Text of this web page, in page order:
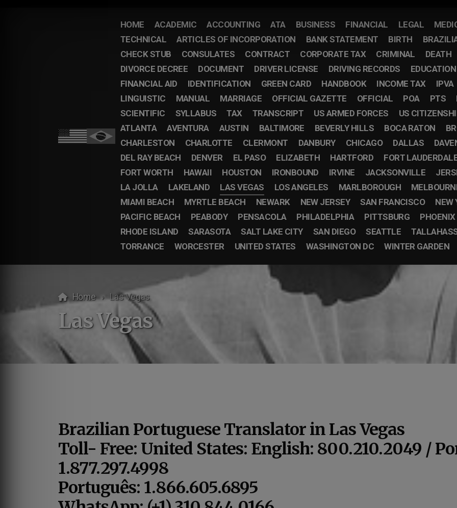
HOME ACADEMIC ACCOUNTING ATA BUSINESS FINANCIAL LEGAL
TECHNICAL
ARTICLES OF INCORPORATION BANK STATEMENT BIRTH
CHECK STUB
CONSULATES CONTRACT CORPORATE TAX CRIMINAL DEATH
DIVORCE DECREE
DOCUMENT DRIVER LICENSE DRIVING RECORDS EDUCATION
FINANCIAL AID
IDENTIFICATION GREEN CARD HANDBOOK INCOME TAX IPVA
LINGUISTIC
MANUAL MARRIAGE OFFICIAL GAZETTE OFFICIAL POA PTS
SCIENTIFIC
SYLLABUS TAX TRANSCRIPT US ARMED FORCES US
ATLANTA
AVENTURA AUSTIN BALTIMORE BEVERLY HILLS BOCA RATON
CHARLESTON
CHARLOTTE CLERMONT DANBURY CHICAGO DALLAS
DEL RAY BEACH
DENVER EL PASO ELIZABETH HARTFORD FORT
FORT WORTH
HAWAII HOUSTON IRONBOUND IRVINE JACKSONVILLE
LA JOLLA
LAKELAND LAS VEGAS LOS ANGELES MARLBOROUGH
MIAMI BEACH
MYRTLE BEACH NEWARK NEW JERSEY SAN FRANCISCO NEW
PACIFIC BEACH
PEABODY PENSACOLA PHILADELPHIA PITTSBURG PHOENIX
RHODE ISLAND
SARASOTA SALT LAKE CITY SAN DIEGO SEATTLE
TORRANCE
WORCESTER UNITED STATES WASHINGTON DC WINTER GARDEN
Home Las Vegas
Las Vegas
Brazilian Portuguese Translator in Las Vegas
Toll- Free: United States: English: 800.210.2049 /
1.877.297.4998
Português: 1.866.605.6895